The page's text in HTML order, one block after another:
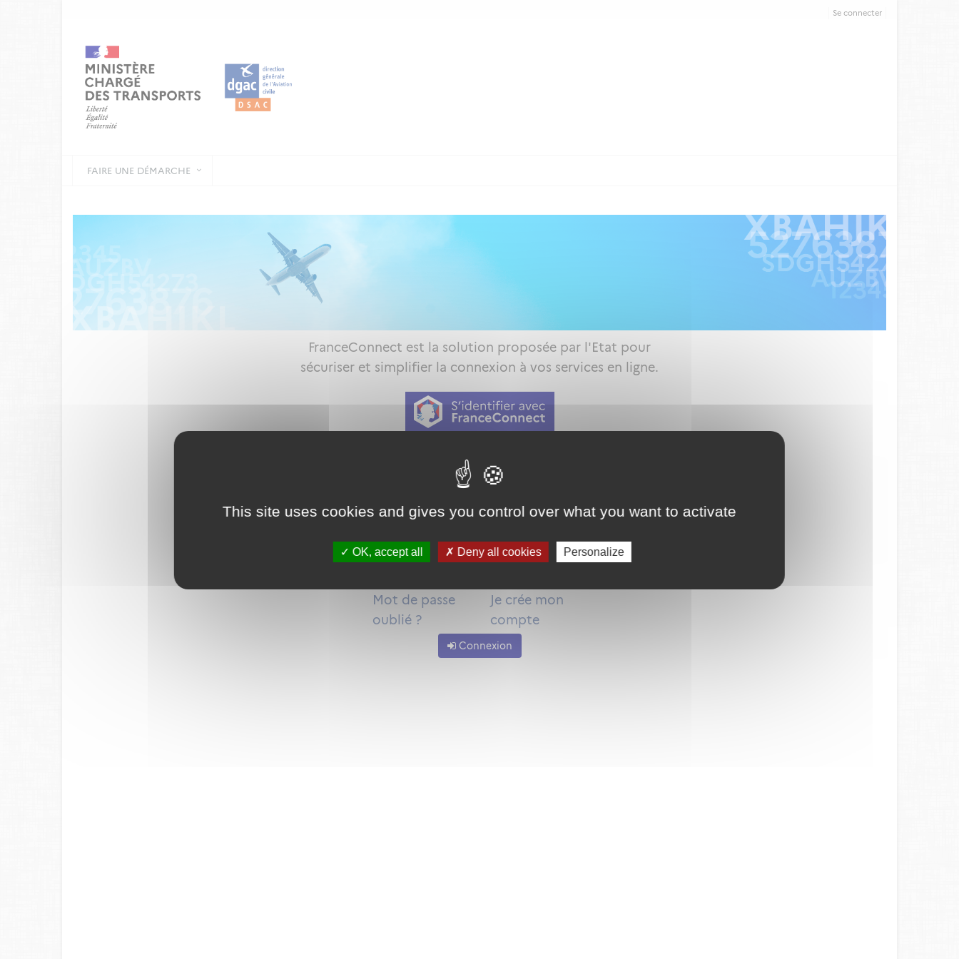
This site uses cookies and gives you control over what you want to activate
OK, accept all Deny all cookies Personalize
Se connecter
FAIRE UNE DÉMARCHE
FranceConnect est la solution proposée par l'Etat pour
sécuriser et simplifier la connexion à vos services en ligne.
ou
Mot de passe
oublié ?
Je crée mon
compte
Connexion